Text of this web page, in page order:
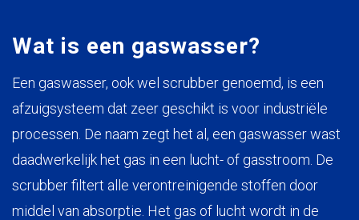
Wat is een gaswasser?
Een gaswasser, ook wel scrubber genoemd, is een
afzuigsysteem dat zeer geschikt is voor industriële
processen. De naam zegt het al, een gaswasser wast
daadwerkelijk het gas in een lucht- of gasstroom. De
scrubber filtert alle verontreinigende stoffen door
middel van absorptie. Het gas of lucht wordt in de